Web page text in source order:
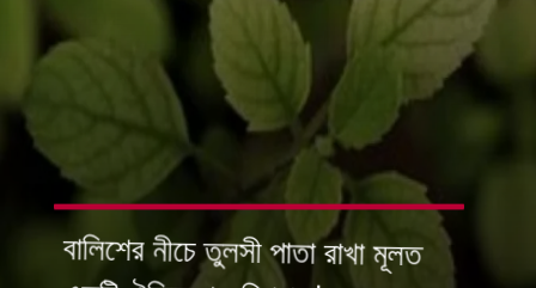
বালিশের নীচে তুলসী পাতা রাখা মূলত
এটিকে বৈজ্ঞানিক চিকিৎসা বা ঘুমের